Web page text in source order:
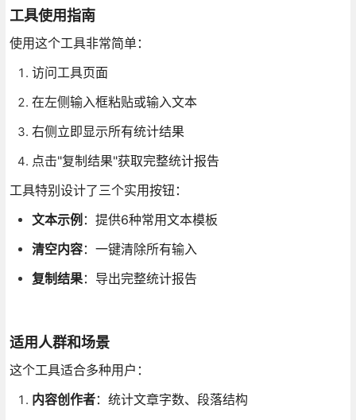
工具使用指南
使用这个工具非常简单：
访问工具页面
在左侧输入框粘贴或输入文本
右侧立即显示所有统计结果
点击"复制结果"获取完整统计报告
工具特别设计了三个实用按钮：
文本示例 ：提供6种常用文本模板
清空内容：一键清除所有输入
复制结果：导出完整统计报告
适用人群和场景
这个工具适合多种用户：
内容创作者：统计文章字数、段落结构